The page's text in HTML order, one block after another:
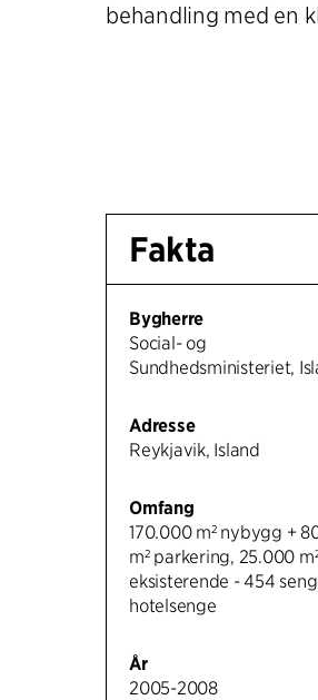
behandling med en
Fakta
Bygherre
Social- og
Sundhedsministeriet,
Adresse
Reykjavik, Island
Omfang
170.000 m² nybygg +
m² parkering, 25.000
eksisterende - 454
hotelsenge
År
2005-2008